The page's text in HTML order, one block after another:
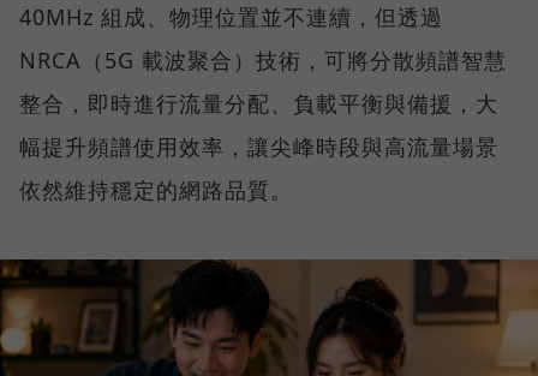
40MHz 組成、物理位置並不連續，但透過
NRCA（5G 載波聚合）技術，可將分散頻譜智慧
整合，即時進行流量分配、負載平衡與備援，大
幅提升頻譜使用效率，讓尖峰時段與高流量場景
依然維持穩定的網路品質。